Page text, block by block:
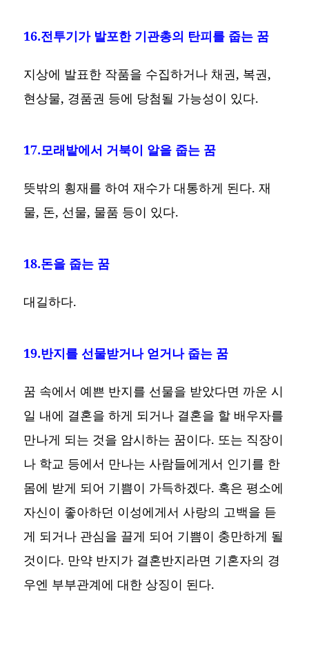
16.전투기가 발포한 기관총의 탄피를 줍는 꿈
지상에 발표한 작품을 수집하거나 채권, 복권,
현상물, 경품권 등에 당첨될 가능성이 있다.
17.모래밭에서 거북이 알을 줍는 꿈
뜻밖의 횡재를 하여 재수가 대통하게 된다. 재
물, 돈, 선물, 물품 등이 있다.
18.돈을 줍는 꿈
대길하다.
19.반지를 선물받거나 얻거나 줍는 꿈
꿈 속에서 예쁜 반지를 선물을 받았다면 까운 시
일 내에 결혼을 하게 되거나 결혼을 할 배우자를
만나게 되는 것을 암시하는 꿈이다. 또는 직장이
나 학교 등에서 만나는 사람들에게서 인기를 한
몸에 받게 되어 기쁨이 가득하겠다. 혹은 평소에
자신이 좋아하던 이성에게서 사랑의 고백을 듣
게 되거나 관심을 끌게 되어 기쁨이 충만하게 될
것이다. 만약 반지가 결혼반지라면 기혼자의 경
우엔 부부관계에 대한 상징이 된다.